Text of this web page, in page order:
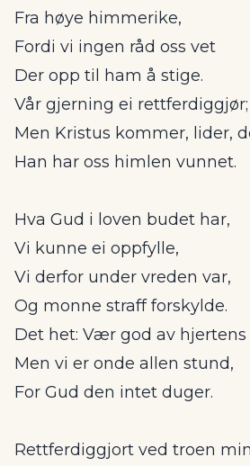
Fra høye himmerike,
Fordi vi ingen råd oss vet
Der opp til ham å stige.
Vår gjerning ei rettferdiggjør;
Men Kristus kommer, lider,
Han har oss himlen vunnet.
Hva Gud i loven budet har,
Vi kunne ei oppfylle,
Vi derfor under vreden var,
Og monne straff forskylde.
Det het: Vær god av hjertens
Men vi er onde allen stund,
For Gud den intet duger.
Rettferdiggjort ved troen min